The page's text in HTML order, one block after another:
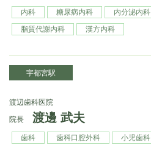
内科 糖尿病内科 内分泌内科
脂質代謝内科
漢方内科
宇都宮駅
渡辺歯科医院
院長
渡邊 武夫
歯科 歯科口腔外科 小児歯科